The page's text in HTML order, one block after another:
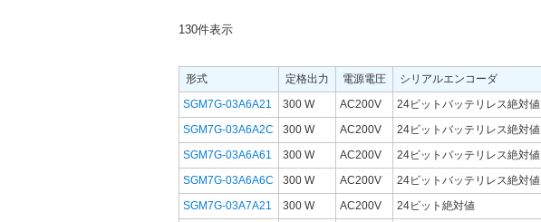
130件表示
形式 定格出力 電源電圧 シリアルエンコーダ
SGM7G-03A6A21
300 W AC200V 24ビットバッテリレス絶対値
SGM7G-03A6A2C
300 W AC200V 24ビットバッテリレス絶対値
SGM7G-03A6A61
300 W AC200V 24ビットバッテリレス絶対値
SGM7G-03A6A6C
300 W AC200V 24ビットバッテリレス絶対値
SGM7G-03A7A21
300 W AC200V 24ビット絶対値